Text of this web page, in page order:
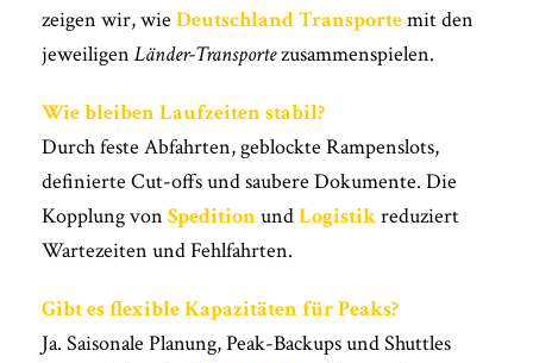
zeigen wir, wie Deutschland Transportemit den
jeweiligen Länder-Transportezusammenspielen.
Wie bleiben Laufzeiten stabil?
Durch feste Abfahrten, geblockte Rampenslots,
definierte Cut-offs und saubere Dokumente. Die
Kopplung von SpeditionundLogistikreduziert
Wartezeiten und Fehlfahrten.
Gibt es flexible Kapazitäten für Peaks?
Ja. Saisonale Planung, Peak-Backups und Shuttles